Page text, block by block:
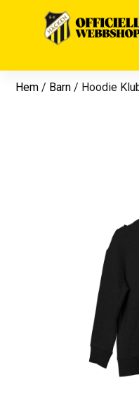
Hem / Barn / Hoodie